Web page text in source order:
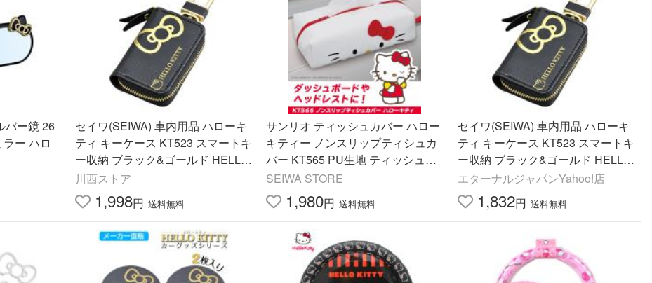
バー鏡 26
ー ハロ
セイワ(SEIWA) 車内用品 ハローキ
ティ キーケース KT523 スマートキ
ー収納 ブラック&ゴールド HELLO
KITTY
川西ストア
1,998円 送料無料
サンリオ ティッシュカバー ハロー
キティー ノンスリップティシュカ
バー KT565 PU生地 ティッシュボ
ックス 公式ライセンス商品 セイワ
(SEIWA)
SEIWA STORE
1,980円 送料無料
セイワ(SEIWA) 車内用品 ハローキ
ティ キーケース KT523 スマートキ
ー収納 ブラック&ゴールド HELLO
KITTY
エターナルジャパンYahoo!店
1,832円 送料無料